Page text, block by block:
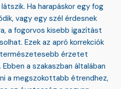
Ha harapáskor egy fog
vagy egy szél érdesnek
a fogorvos kisebb igazítást
Ezek az apró korrekciók
természetesebb érzetet
Ebben a szakaszban általában
a megszokottabb étrendhez,